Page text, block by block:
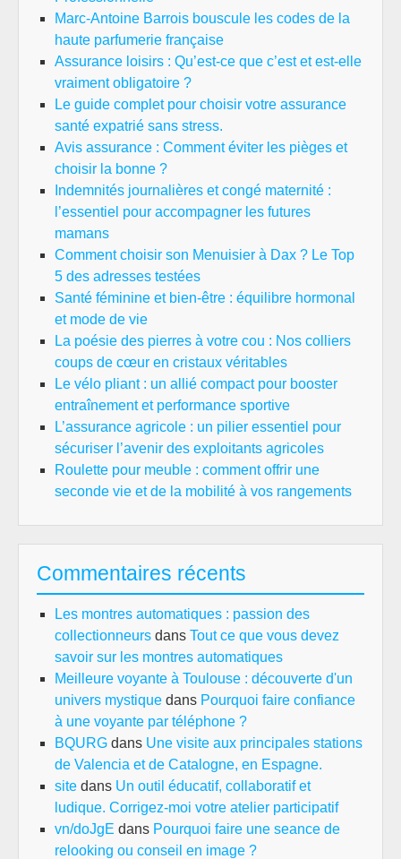
Marc-Antoine Barrois bouscule les codes de la
haute parfumerie française
Assurance loisirs : Qu’est-ce que c’est et est-elle
vraiment obligatoire ?
Le guide complet pour choisir votre assurance
santé expatrié sans stress.
Avis assurance : Comment éviter les pièges et
choisir la bonne ?
Indemnités journalières et congé maternité :
l’essentiel pour accompagner les futures
mamans
Comment choisir son Menuisier à Dax ? Le Top
5 des adresses testées
Santé féminine et bien-être : équilibre hormonal
et mode de vie
La poésie des pierres à votre cou : Nos colliers
coups de cœur en cristaux véritables
Le vélo pliant : un allié compact pour booster
entraînement et performance sportive
L’assurance agricole : un pilier essentiel pour
sécuriser l’avenir des exploitants agricoles
Roulette pour meuble : comment offrir une
seconde vie et de la mobilité à vos rangements
Commentaires récents
Les montres automatiques : passion des
collectionneurs dans Tout ce que vous devez
savoir sur les montres automatiques
Meilleure voyante à Toulouse : découverte d'un
univers mystique dans Pourquoi faire confiance
à une voyante par téléphone ?
BQURG dans Une visite aux principales stations
de Valencia et de Catalogne, en Espagne.
site dans Un outil éducatif, collaboratif et
ludique. Corrigez-moi votre atelier participatif
vn/doJgE dans Pourquoi faire une seance de
relooking ou conseil en image ?